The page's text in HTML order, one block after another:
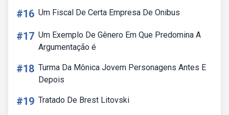
#16 Um Fiscal De Certa Empresa De Onibus
#17 Um Exemplo De Gênero Em Que Predomina A
Argumentação é
#18 Turma Da Mônica Jovem Personagens Antes E
Depois
#19 Tratado De Brest Litovski